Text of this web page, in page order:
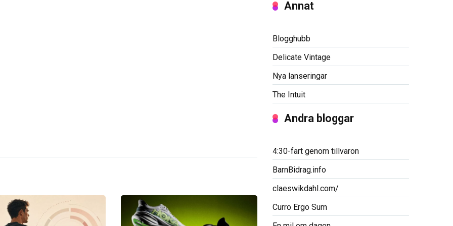
Annat
Blogghubb
Delicate Vintage
Nya lanseringar
The Intuit
Andra bloggar
4:30-fart genom tillvaron
BarnBidrag.info
claeswikdahl.com/
Curro Ergo Sum